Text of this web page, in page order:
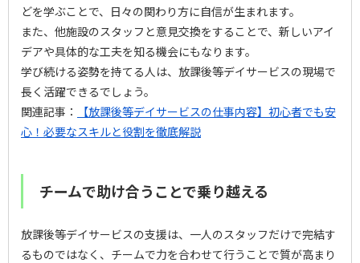
どを学ぶことで、日々の関わり方に自信が生まれます。
また、他施設のスタッフと意見交換をすることで、新しいアイ
デアや具体的な工夫を知る機会にもなります。
学び続ける姿勢を持てる人は、放課後等デイサービスの現場で
長く活躍できるでしょう。
関連記事：
【放課後等デイサービスの仕事内容】初心者でも安
心！必要なスキルと役割を徹底解説
チームで助け合うことで乗り越える
放課後等デイサービスの支援は、一人のスタッフだけで完結す
るものではなく、チームで力を合わせて行うことで質が高まり